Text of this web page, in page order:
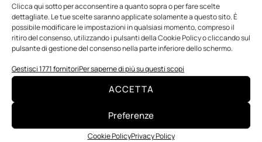
Clicca qui sotto per acconsentire a quanto sopra o per fare scelte
dettagliate. Le tue scelte saranno applicate solamente a questo sito. È
possibile modificare le impostazioni in qualsiasi momento, compreso il
ritiro del consenso, utilizzando i pulsanti della Cookie Policy o cliccando sul
pulsante di gestione del consenso nella parte inferiore dello schermo.
Gestisci 1771 fornitoriPer saperne di più su questi scopi
ACCETTA
Preferenze
Cookie PolicyPrivacy Policy
Mecspe torna a Bologna puntando su innovazione,
sostenibilità e formazione
generazioni per plasmare il manifatturiero di domani. È con
uno sguardo al futuro che si aprirà la 23a
19 Dicembre 2023